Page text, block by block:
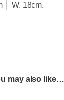
│ W. 18cm.
may also like…